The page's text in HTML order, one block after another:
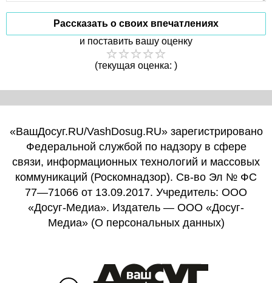
Рассказать о своих впечатлениях
и поставить вашу оценку
(текущая оценка: )
«ВашДосуг.RU/VashDosug.RU» зарегистрировано
Федеральной службой по надзору в сфере
связи, информационных технологий и массовых
коммуникаций (Роскомнадзор). Св-во Эл № ФС
77—71066 от 13.09.2017. Учредитель: ООО
«Досуг-Медиа». Издатель — ООО «Досуг-
Медиа» (О персональных данных)